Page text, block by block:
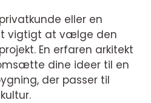
eller en
vigtigt at vælge den
En erfaren arkitekt
dine ideer til en
der passer til